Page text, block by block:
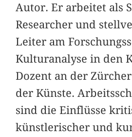
Autor. Er arbeitet als
Researcher und
Leiter am
Kulturanalyse in den
Dozent an der
der Künste.
sind die Einflüsse
künstlerischer und